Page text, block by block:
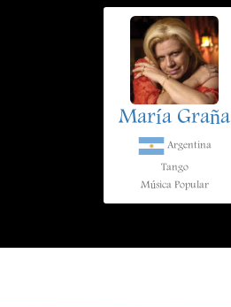
María Graña
Argentina
Tango
Música Popular